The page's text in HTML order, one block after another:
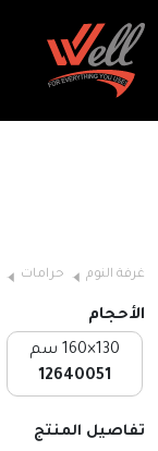
غرفة النوم حرامات
الأحجام
130×160 سم
12640051
تفاصيل المنتج